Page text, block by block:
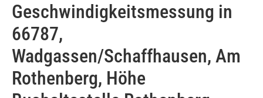
Geschwindigkeitsmessung in
66787,
Wadgassen/Schaffhausen, Am
Rothenberg, Höhe